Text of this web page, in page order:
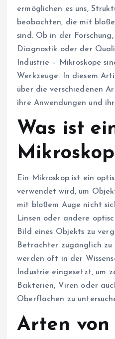
ermöglichen es uns,
beobachten, die mit
sind. Ob in der
Diagnostik oder der
Industrie – Mikroskope
Werkzeuge. In diesem
über die verschiedenen
ihre Anwendungen und
Was ist
Ein Mikroskop ist ein
verwendet wird, um
mit bloßem Auge nicht
Linsen oder andere
Bild eines Objekts zu
Betrachter zugänglich zu
werden oft in der
Industrie eingesetzt, um
Bakterien, Viren oder
Oberflächen zu
Arten von